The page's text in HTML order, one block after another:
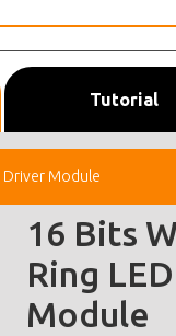
Tutorial
Driver Module
16 Bits
Ring
Module